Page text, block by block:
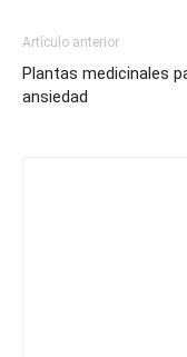
Artículo anterior
Plantas medicinales
ansiedad